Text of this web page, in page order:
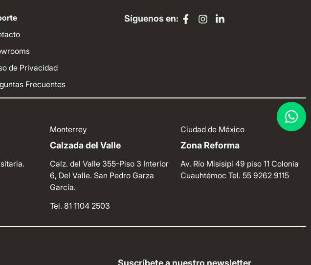
de Privacidad
Frecuentes
Síguenos en:
Monterrey
Calzada del Valle
Calz. del Valle 355-Piso 3 Interior
6, Del Valle. San Pedro Garza
García.
Tel. 81 1104 2503
Ciudad de México
Zona Reforma
Av. Río Misisipi 49 piso 11 Colonia
CuauhtémocTel. 55 9262 9115